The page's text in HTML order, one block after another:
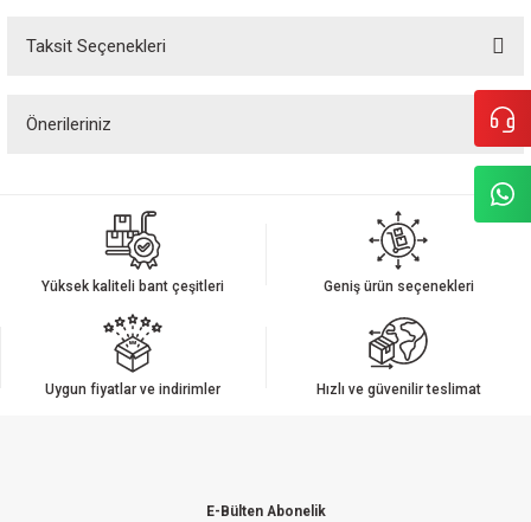
Taksit Seçenekleri
Önerileriniz
Bu ürünün fiyat bilgisi, resim, ürün açıklamalarında ve diğer konularda
Görüş ve önerileriniz için teşekkür ederiz.
Ürün açıklamasında eksik bilgiler bulunuyor.
Ürün bilgilerinde hatalar bulunuyor.
Ürün fiyatı diğer sitelerden daha pahalı.
Yüksek kaliteli bant çeşitleri Geniş ürün seçenekleri
Uygun fiyatlar ve indirimler Hızlı ve güvenilir teslimat
E-Bülten Abonelik